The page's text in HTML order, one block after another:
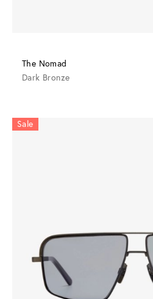
The Nomad
Dark Bronze
Sale